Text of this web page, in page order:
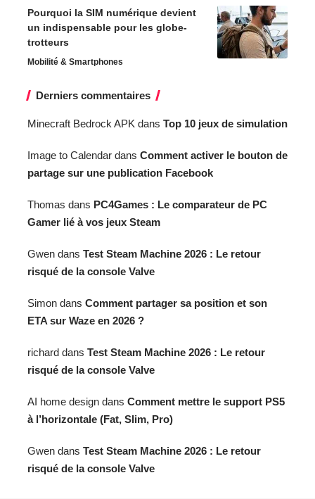
Pourquoi la SIM numérique devient
un indispensable pour les globe-
trotteurs
Mobilité & Smartphones
Derniers commentaires
Minecraft Bedrock APK dans Top 10 jeux de simulation
Image to Calendar dans Comment activer le bouton de
partage sur une publication Facebook
Thomas dans PC4Games : Le comparateur de PC
Gamer lié à vos jeux Steam
Gwen dans Test Steam Machine 2026 : Le retour
risqué de la console Valve
Simon dans Comment partager sa position et son
ETA sur Waze en 2026 ?
richard dans Test Steam Machine 2026 : Le retour
risqué de la console Valve
AI home design dans Comment mettre le support PS5
à l’horizontale (Fat, Slim, Pro)
Gwen dans Test Steam Machine 2026 : Le retour
risqué de la console Valve